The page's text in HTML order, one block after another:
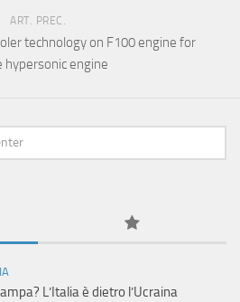
ART. PREC.
technology on F100 engine for
hypersonic engine
L’Italia è dietro l’Ucraina